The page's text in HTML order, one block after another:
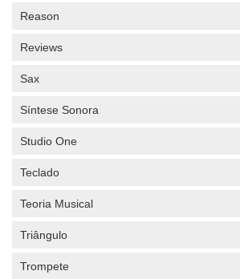
Reason
Reviews
Sax
Síntese Sonora
Studio One
Teclado
Teoria Musical
Triângulo
Trompete